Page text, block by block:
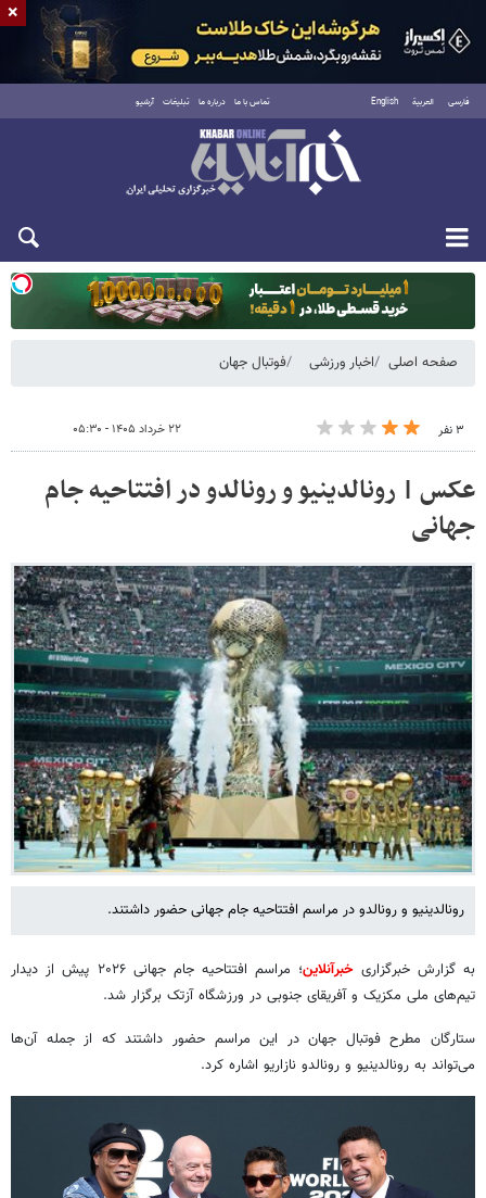
فارسی العربية English تماس با ما درباره ما تبلیغات آرشیو
یکشنبه ۱۸ مرداد ۱۴۰۵
صفحه اصلی اخبار ورزشی فوتبال جهان
۳ نفر ۲۲ خرداد ۱۴۰۵ - ۰۵:۳۰
عکس | رونالدینیو و رونالدو در افتتاحیه جام
جهانی
رونالدینیو و رونالدو در مراسم افتتاحیه جام جهانی حضور داشتند.
به گزارش خبرگزاریخبرآنلاین
؛ مراسم افتتاحیه جام جهانی ۲۰۲۶ پیش از دیدار
تیم‌های ملی مکزیک و آفریقای جنوبی در ورزشگاه آزتک برگزار شد.
ستارگان مطرح فوتبال جهان در این مراسم حضور داشتند که از جمله آن‌ها
می‌تواند به رونالدینیو و رونالدو نازاریو اشاره کرد.
×